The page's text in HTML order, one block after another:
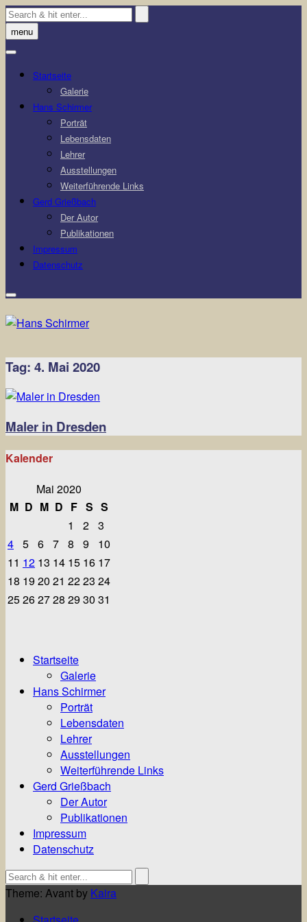
Skip
to
content
menu
Startseite
Galerie
Hans Schirmer
Porträt
Lebensdaten
Lehrer
Ausstellungen
Weiterführende Links
Gerd Grießbach
Der Autor
Publikationen
Impressum
Datenschutz
Tag: 4. Mai 2020
Maler in Dresden
Kalender
Mai 2020
M D M D F S S
1
2 3
4 5 6 7 8 9
10
11 12 13 14 15 16 17
18 19 20 21 2223 24
25262728 29 30 31
Startseite
Galerie
Hans Schirmer
Porträt
Lebensdaten
Lehrer
Ausstellungen
Weiterführende Links
Gerd Grießbach
Der Autor
Publikationen
Impressum
Datenschutz
Theme: Avant by Kaira